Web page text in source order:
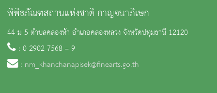
พิพิธภัณฑสถานแห่งชาติ กาญจนาภิเษก
44 ม 5 ตำบลคลองห้า อำเภอคลองหลวง จังหวัดปทุมธานี 12120
: 0 2902 7568 – 9
: nm_khanchanapisek@finearts.go.th